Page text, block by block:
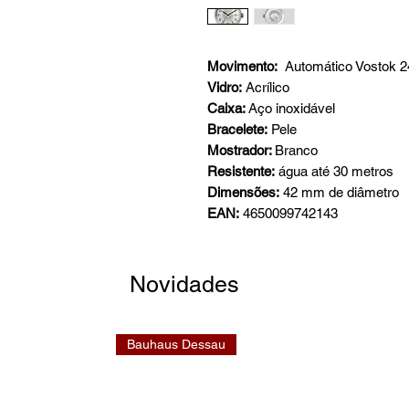
Movimento: Automático Vostok
Vidro: Acrílico
Caixa:Aço inoxidável
Bracelete: Pele
Mostrador: Branco
Resistente: água até 30 metros
Dimensões: 42 mm de diâmetro
EAN: 4650099742143
Novidades
Bauhaus Dessau